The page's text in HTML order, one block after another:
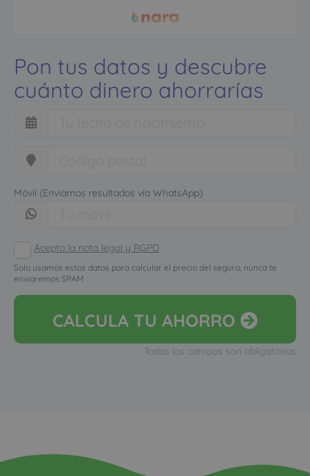
Pon tus datos y descubre
cuánto dinero ahorrarías
Móvil (Enviamos resultados vía WhatsApp)
Acepto la nota legal y RGPD
Solo usamos estos datos para calcular el precio del seguro, nunca te
enviaremos SPAM
CALCULA TU AHORRO
Todos los campos son obligatorios